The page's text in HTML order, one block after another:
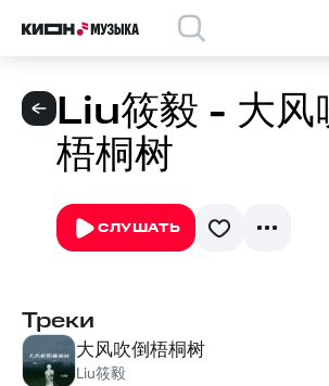
Liu筱毅 - 大风
梧桐树
СЛУШАТЬ
Треки
大风吹倒梧桐树
Liu筱毅